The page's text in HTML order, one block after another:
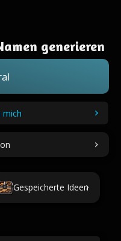
generieren
mich
Gespeicherte Ideen